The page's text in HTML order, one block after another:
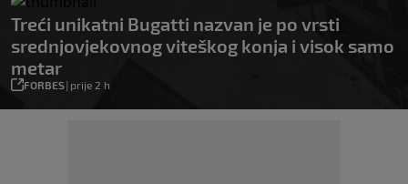
Treći unikatni Bugatti nazvan je po vrsti
srednjovjekovnog viteškog konja i visok samo
metar
FORBES| prije 2 h